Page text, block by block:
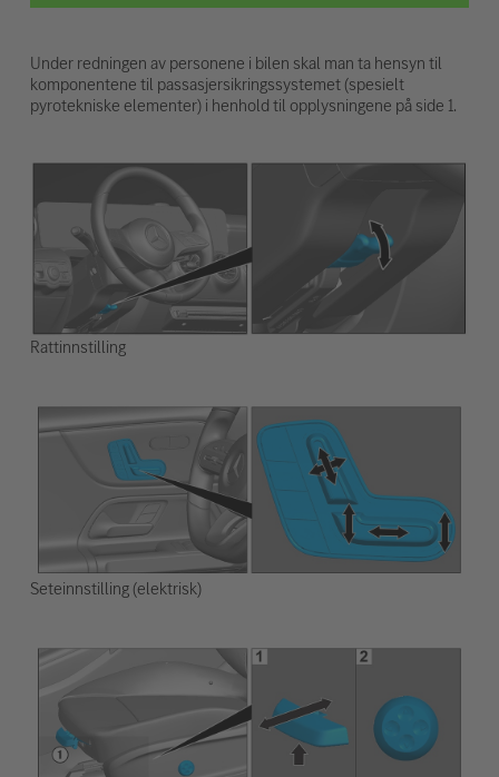
Under redningen av personene i bilen skal man ta hensyn til
komponentene til passasjersikringssystemet (spesielt
pyrotekniske elementer) i henhold til opplysningene på side 1.
Rattinnstilling
Seteinnstilling (elektrisk)